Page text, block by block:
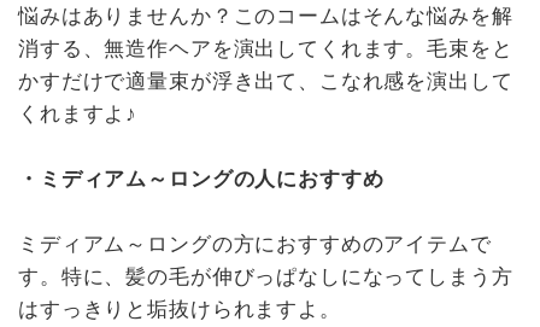
悩みはありませんか？このコームはそんな悩みを解
消する、無造作ヘアを演出してくれます。毛束をと
かすだけで適量束が浮き出て、こなれ感を演出して
くれますよ♪
・ミディアム～ロングの人におすすめ
ミディアム～ロングの方におすすめのアイテムで
す。特に、髪の毛が伸びっぱなしになってしまう方
はすっきりと垢抜けられますよ。